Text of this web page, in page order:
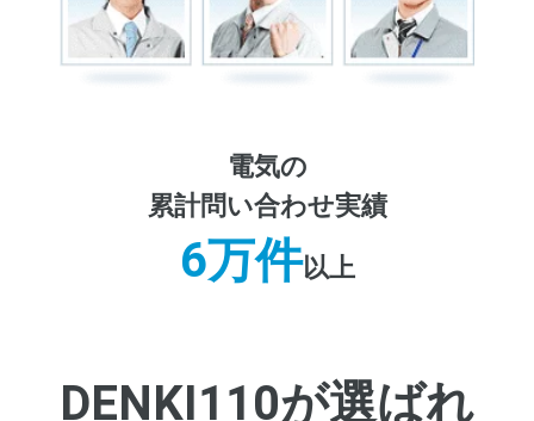
電気の
累計問い合わせ実績
6万件以上
DENKI110が選ばれ